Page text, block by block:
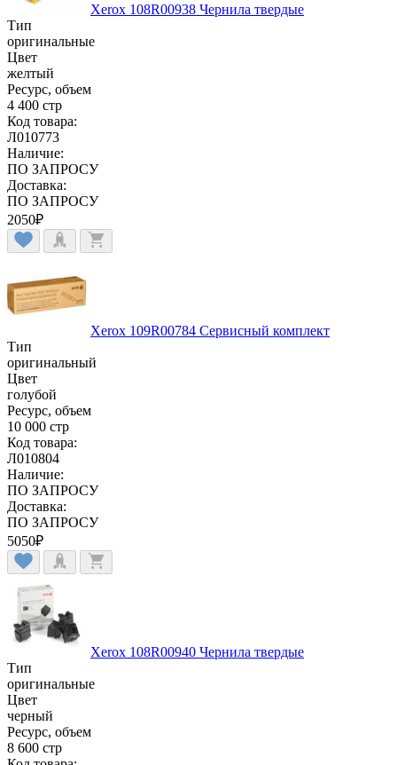
Xerox 108R00938 Чернила твердые
Тип
оригинальные
Цвет
желтый
Ресурс, объем
4 400 стр
Код товара:
Л010773
Наличие:
ПО ЗАПРОСУ
Доставка:
ПО ЗАПРОСУ
2050₽
Xerox 109R00784 Сервисный комплект
Тип
оригинальный
Цвет
голубой
Ресурс, объем
10 000 стр
Код товара:
Л010804
Наличие:
ПО ЗАПРОСУ
Доставка:
ПО ЗАПРОСУ
5050₽
Xerox 108R00940 Чернила твердые
Тип
оригинальные
Цвет
черный
Ресурс, объем
8 600 стр